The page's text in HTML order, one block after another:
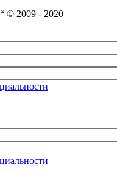
© 2009 - 2020
*
*